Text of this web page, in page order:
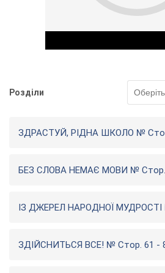
Розділи
ЗДРАСТУЙ, РІДНА ШКОЛО №
БЕЗ СЛОВА НЕМАЄ МОВИ № Стор.
ІЗ ДЖЕРЕЛ НАРОДНОЇ МУДРОСТІ
ЗДІЙСНИТЬСЯ ВСЕ! № Стор. 61 -